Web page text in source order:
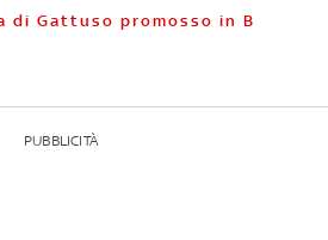
di Gattuso promosso in B
PUBBLICITÀ